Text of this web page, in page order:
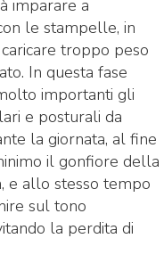
imparare a
le stampelle, in
troppo peso
In questa fase
importanti gli
e posturali da
la giornata, al fine
il gonfiore della
e allo stesso tempo
sul tono
la perdita di